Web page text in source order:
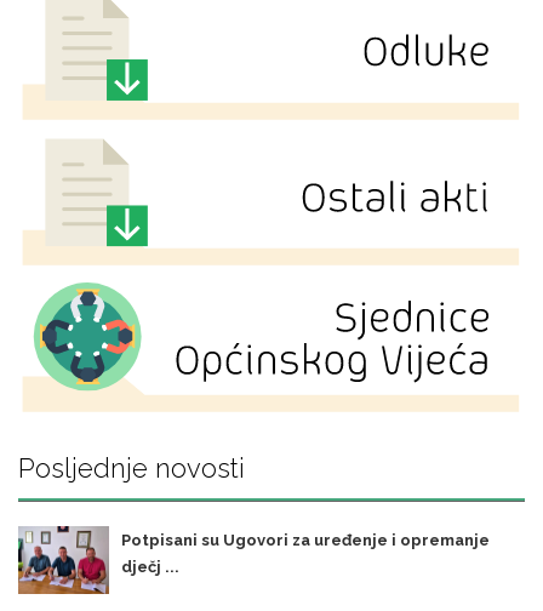
Posljednje novosti
Potpisani su Ugovori za uređenje i opremanje
dječj ...